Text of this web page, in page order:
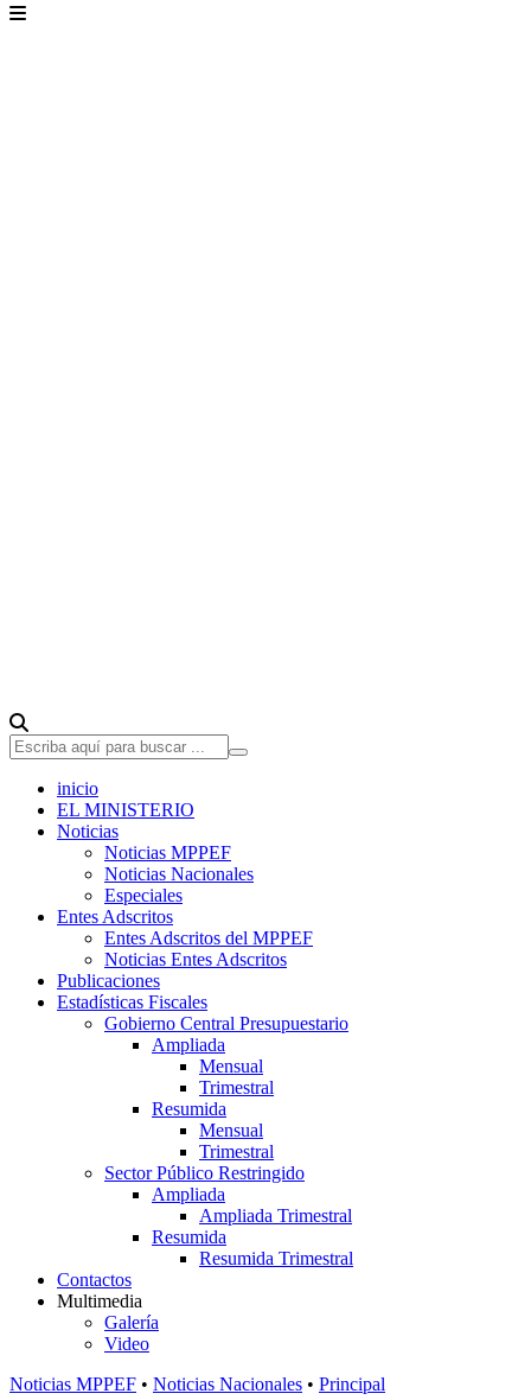
inicio
EL MINISTERIO
Noticias
Noticias MPPEF
Noticias Nacionales
Especiales
Entes Adscritos
Entes Adscritos del MPPEF
Noticias Entes Adscritos
Publicaciones
Estadísticas Fiscales
Gobierno Central Presupuestario
Ampliada
Mensual
Trimestral
Resumida
Mensual
Trimestral
Sector Público Restringido
Ampliada
Ampliada Trimestral
Resumida
Resumida Trimestral
Contactos
Multimedia
Galería
Video
Noticias MPPEF • Noticias Nacionales • Principal